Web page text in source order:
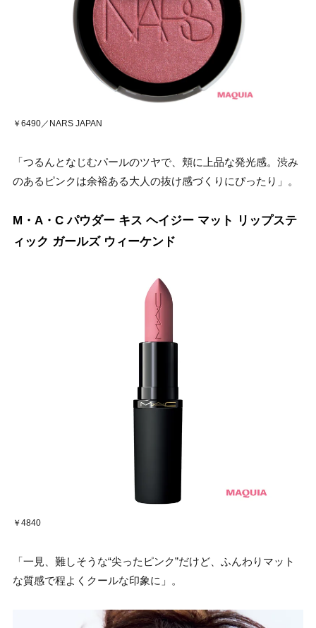
￥6490／NARS JAPAN
「つるんとなじむパールのツヤで、頬に上品な発光感。渋み
のあるピンクは余裕ある大人の抜け感づくりにぴったり」。
M・A・C パウダー キス ヘイジー マット リップステ
ィック ガールズ ウィーケンド
￥4840
「一見、難しそうな“尖ったピンク”だけど、ふんわりマット
な質感で程よくクールな印象に」。